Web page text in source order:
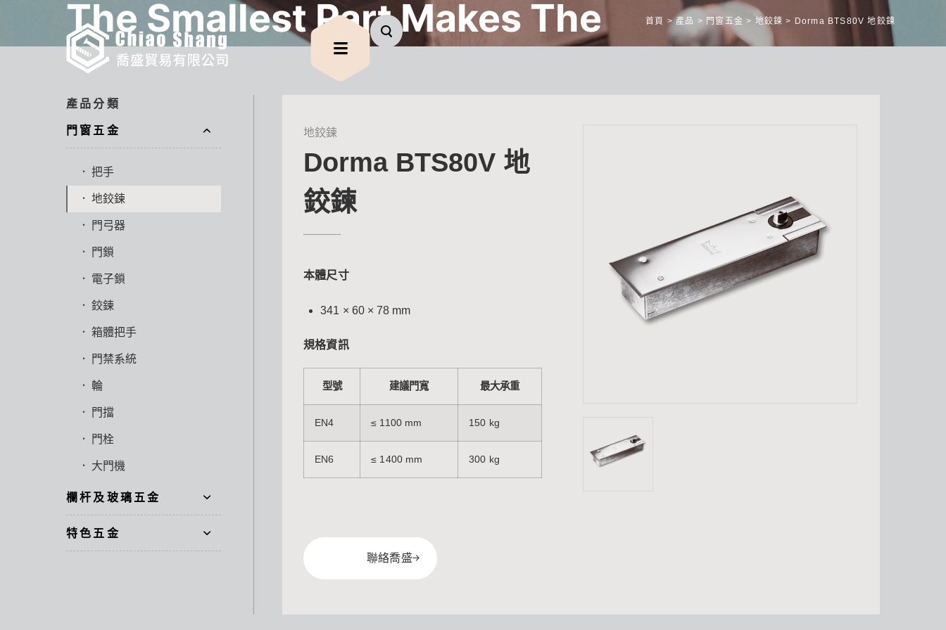
The Smallest Part Makes The
Biggest Difference.
首頁 >產品 > 門窗五金 > 地鉸鍊 > Dorma BTS80V 地鉸鍊
產品分類
門窗五金
把手
地鉸鍊
門弓器
門鎖
電子鎖
鉸鍊
箱體把手
門禁系統
輪
門擋
門栓
大門機
欄杆及玻璃五金
特色五金
地鉸鍊
Dorma BTS80V 地
鉸鍊
本體尺寸
341 × 60 × 78 mm
規格資訊
型號 建議門寬 最大承重
EN4 ≤ 1100 mm 150 kg
EN6 ≤ 1400 mm 300 kg
聯絡喬盛